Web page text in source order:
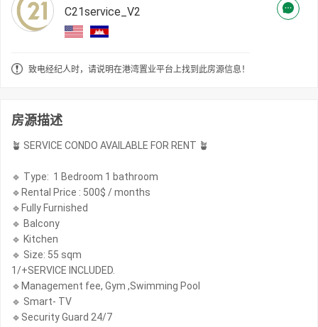
C21service_V2
致电经纪人时，请说明在港湾置业平台上找到此房源信息！
房源描述
🪴 SERVICE CONDO AVAILABLE FOR RENT 🪴
🔹 Type: 1 Bedroom 1 bathroom
🔹Rental Price : 500$ / months
🔹Fully Furnished
🔹 Balcony
🔹 Kitchen
🔹 Size: 55 sqm
1/+SERVICE INCLUDED.
🔹Management fee, Gym ,Swimming Pool
🔹 Smart- TV
🔹Security Guard 24/7